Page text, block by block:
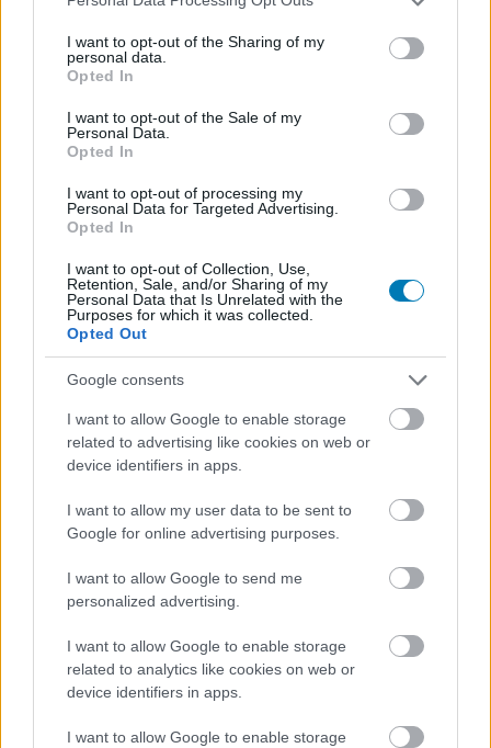
not limited to your visit or usage behaviour. You may click to
grant or deny consent to Google and its third-party tags to
use your data for below specified purposes in below Google
consent section.
I want to opt-out of the Sharing of my
personal data.
Opted In
I want to opt-out of the Sale of my
Personal Data.
Opted In
I want to opt-out of processing my
Personal Data for Targeted Advertising.
Opted In
I want to opt-out of Collection, Use,
Retention, Sale, and/or Sharing of my
Personal Data that Is Unrelated with the
Purposes for which it was collected.
Opted Out
Google consents
I want to allow Google to enable storage
related to advertising like cookies on web or
device identifiers in apps.
I want to allow my user data to be sent to
Google for online advertising purposes.
I want to allow Google to send me
personalized advertising.
I want to allow Google to enable storage
related to analytics like cookies on web or
device identifiers in apps.
I want to allow Google to enable storage
SMASH by Meló-Diák: Homok, zene és a nyár legjobb
hangulata – Jön a második forduló! (X)
Július végén folytatódik a balatoni strandröplabda-
sorozat.
Platformok: PC
Hozzászólások
Nem, Dave Bautista és Reese
Witherspoon nem szerepelnek